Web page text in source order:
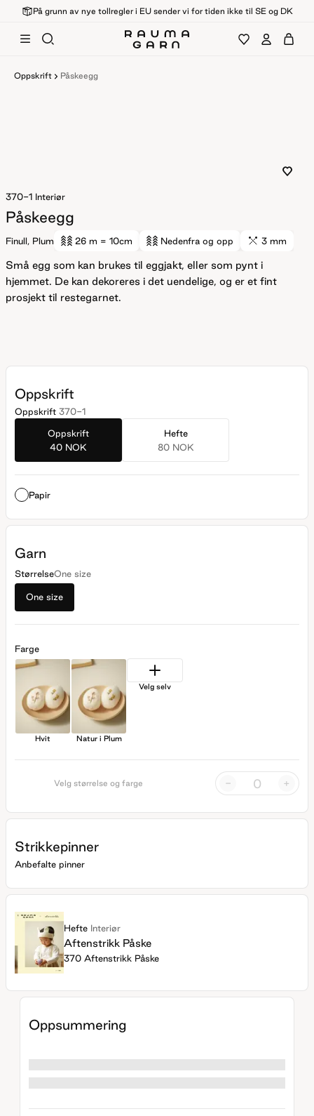
På grunn av nye tollregler i EU sender vi for tiden ikke til SE og DK
Oppskrift Påskeegg
370-1 Interiør
Påskeegg
Finull, Plum 26 m = 10cm Nedenfra og opp 3 mm
Små egg som kan brukes til eggjakt, eller som pynt i
hjemmet. De kan dekoreres i det uendelige, og er et fint
prosjekt til restegarnet.
Oppskrift
Oppskrift 370-1
Oppskrift
40 NOK
Hefte
80 NOK
Papir
Garn
StørrelseOne size
One size
Farge
Hvit Natur i Plum
Velg selv
Velg størrelse og farge - +
Strikkepinner
Anbefalte pinner
Hefte Interiør
Aftenstrikk Påske
370 Aftenstrikk Påske
Oppsummering